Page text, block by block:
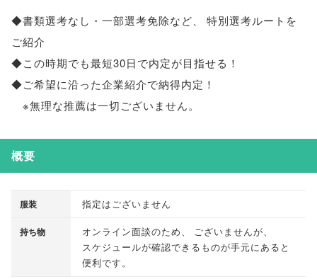
◆書類選考なし・一部選考免除など
特別選考ルートを
ご紹介
◆この時期でも最短30日で内定が目指せる！
◆ご希望に沿った企業紹介で納得内定！
※無理な推薦は一切ございません。
概要
服装 指定はございません
持ち物 オンライン面談のため、 ございませんが、
スケジュールが確認できるものが手元にあると
便利です。